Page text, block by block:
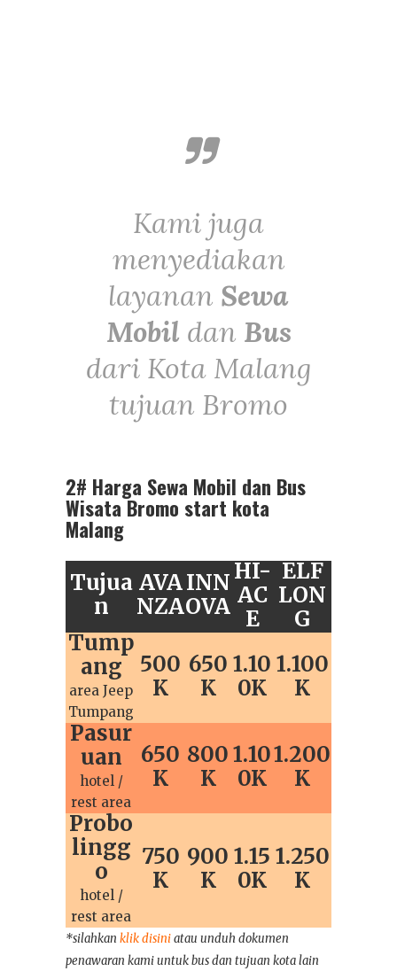
Kami juga
menyediakan
layanan Sewa
Mobil dan Bus
dari Kota Malang
tujuan Bromo
2# Harga Sewa Mobil dan Bus
Wisata Bromo start kota
Malang
Tujua
n
AVA
NZA
INN
OVA
HI-
AC
E
ELF
LON
G
Tump
ang
area Jeep
Tumpang
500
K
650
K
1.10
0K
1.100
K
Pasur
uan
hotel /
rest area
650
K
800
K
1.10
0K
1.200
K
Probo
lingg
o
hotel /
rest area
750
K
900
K
1.15
0K
1.250
K
*silahkan klik disiniatau unduh dokumen
penawaran kami untuk bus dan tujuan kota lain